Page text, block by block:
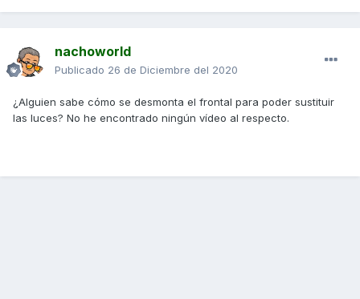
nachoworld
Publicado 26 de Diciembre del 2020
¿Alguien sabe cómo se desmonta el frontal para poder sustituir
las luces? No he encontrado ningún vídeo al respecto.